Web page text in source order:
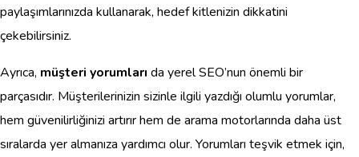
paylaşımlarınızda kullanarak, hedef kitlenizin dikkatini
çekebilirsiniz.
Ayrıca, müşteri yorumları da yerel SEO’nun önemli bir
parçasıdır. Müşterilerinizin sizinle ilgili yazdığı olumlu yorumlar,
hem güvenilirliğinizi artırır hem de arama motorlarında daha üst
sıralarda yer almanıza yardımcı olur. Yorumları teşvik etmek için,